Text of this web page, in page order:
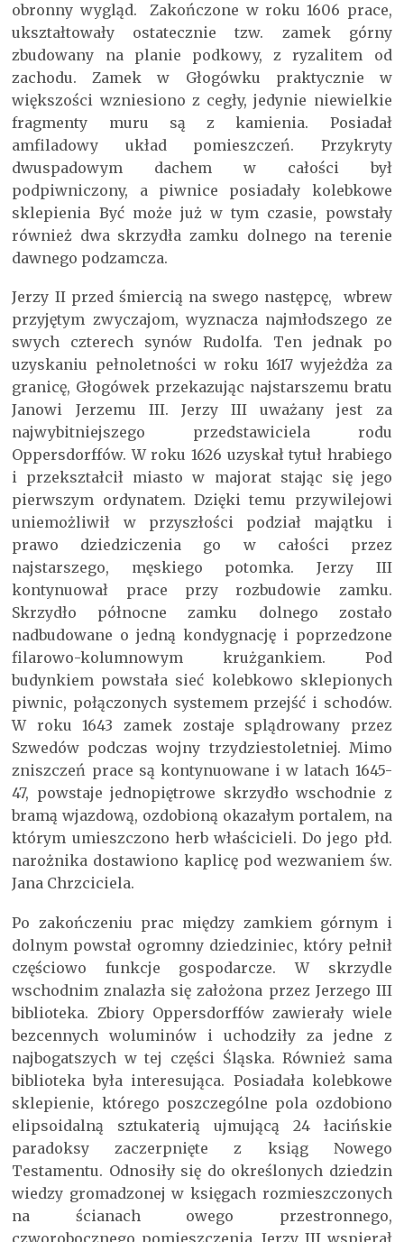
obronny wygląd. Zakończone w roku 1606 prace,
ukształtowały ostatecznie tzw. zamek górny
zbudowany na planie podkowy, z ryzalitem od
zachodu. Zamek w Głogówku praktycznie w
większości wzniesiono z cegły, jedynie niewielkie
fragmenty muru są z kamienia. Posiadał
amfiladowy układ pomieszczeń. Przykryty
dwuspadowym dachem w całości był
podpiwniczony, a piwnice posiadały kolebkowe
sklepienia Być może już w tym czasie, powstały
również dwa skrzydła zamku dolnego na terenie
dawnego podzamcza.
Jerzy II przed śmiercią na swego następcę, wbrew
przyjętym zwyczajom, wyznacza najmłodszego ze
swych czterech synów Rudolfa. Ten jednak po
uzyskaniu pełnoletności w roku 1617 wyjeżdża za
granicę, Głogówek przekazując najstarszemu bratu
Janowi Jerzemu III. Jerzy III uważany jest za
najwybitniejszego przedstawiciela rodu
Oppersdorffów. W roku 1626 uzyskał tytuł hrabiego
i przekształcił miasto w majorat stając się jego
pierwszym ordynatem. Dzięki temu przywilejowi
uniemożliwił w przyszłości podział majątku i
prawo dziedziczenia go w całości przez
najstarszego, męskiego potomka. Jerzy III
kontynuował prace przy rozbudowie zamku.
Skrzydło północne zamku dolnego zostało
nadbudowane o jedną kondygnację i poprzedzone
filarowo-kolumnowym krużgankiem. Pod
budynkiem powstała sieć kolebkowo sklepionych
piwnic, połączonych systemem przejść i schodów.
W roku 1643 zamek zostaje splądrowany przez
Szwedów podczas wojny trzydziestoletniej. Mimo
zniszczeń prace są kontynuowane i w latach 1645-
47, powstaje jednopiętrowe skrzydło wschodnie z
bramą wjazdową, ozdobioną okazałym portalem, na
którym umieszczono herb właścicieli. Do jego płd.
narożnika dostawiono kaplicę pod wezwaniem św.
Jana Chrzciciela.
Po zakończeniu prac między zamkiem górnym i
dolnym powstał ogromny dziedziniec, który pełnił
częściowo funkcje gospodarcze. W skrzydle
wschodnim znalazła się założona przez Jerzego III
biblioteka. Zbiory Oppersdorffów zawierały wiele
bezcennych woluminów i uchodziły za jedne z
najbogatszych w tej części Śląska. Również sama
biblioteka była interesująca. Posiadała kolebkowe
sklepienie, którego poszczególne pola ozdobiono
elipsoidalną sztukaterią ujmującą 24 łacińskie
paradoksy zaczerpnięte z ksiąg Nowego
Testamentu. Odnosiły się do określonych dziedzin
wiedzy gromadzonej w księgach rozmieszczonych
na ścianach owego przestronnego,
czworobocznego pomieszczenia. Jerzy III wspierał